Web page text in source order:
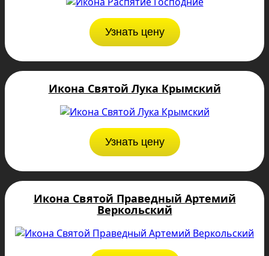
Узнать цену
Икона Святой Лука Крымский
Узнать цену
Икона Святой Праведный Артемий
Веркольский